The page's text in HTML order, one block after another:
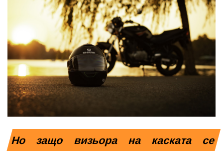
МОТО РОГАТКИ
СТОЙКИ
Но защо визьора на каската се